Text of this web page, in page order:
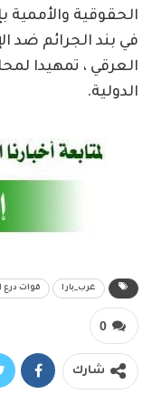
الحقوقية والأممية
في بند الجرائم ضد
العرقي ، تمهيدا
الدولية.
غرب_بارا قوات درع
0
شارك